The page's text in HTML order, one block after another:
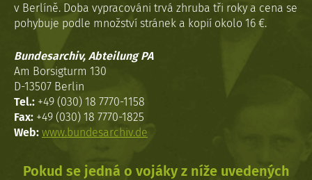
v Berlíně. Doba vypracováni trvá zhruba tři roky a cena se
pohybuje podle množství stránek a kopií okolo 16 €.
Bundesarchiv, Abteilung PA
Am Borsigturm 130
D-13507 Berlin
Tel.: +49 (030) 18 7770-1158
Fax: +49 (030) 18 7770-1825
Web: www.bundesarchiv.de
Pokud se jedná o vojáky z níže uvedených